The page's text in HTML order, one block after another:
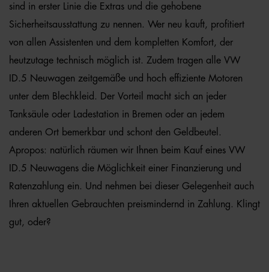
sind in erster Linie die Extras und die gehobene
Sicherheitsausstattung zu nennen. Wer neu kauft, profitiert
von allen Assistenten und dem kompletten Komfort, der
heutzutage technisch möglich ist. Zudem tragen alle VW
ID.5 Neuwagen zeitgemäße und hoch effiziente Motoren
unter dem Blechkleid. Der Vorteil macht sich an jeder
Tanksäule oder Ladestation in Bremen oder an jedem
anderen Ort bemerkbar und schont den Geldbeutel.
Apropos: natürlich räumen wir Ihnen beim Kauf eines VW
ID.5 Neuwagens die Möglichkeit einer Finanzierung und
Ratenzahlung ein. Und nehmen bei dieser Gelegenheit auch
Ihren aktuellen Gebrauchten preismindernd in Zahlung. Klingt
gut, oder?